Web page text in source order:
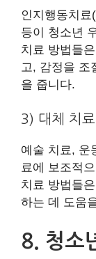
인지행동치
등이 청소년
치료 방법들
고, 감정을 조
을 줍니다.
3) 대체 치료
예술 치료, 운
료에 보조적
치료 방법들
하는 데 도움
8. 청소